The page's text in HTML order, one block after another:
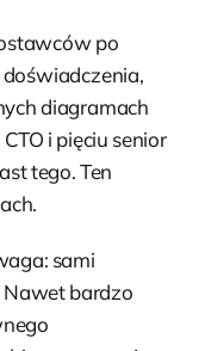
po
doświadczenia,
diagramach
i pięciu senior
tego. Ten
sami
Nawet bardzo